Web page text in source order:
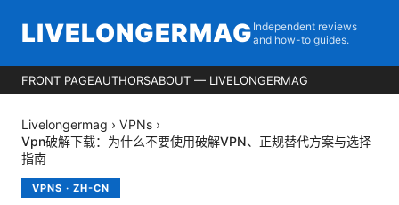
LIVELONGERMAG Independent reviews
and how-to guides.
FRONT PAGEAUTHORSABOUT — LIVELONGERMAG
Livelongermag › VPNs ›
Vpn破解下载：为什么不要使用破解VPN、正规替代方案与选择
指南
VPNS · ZH-CN